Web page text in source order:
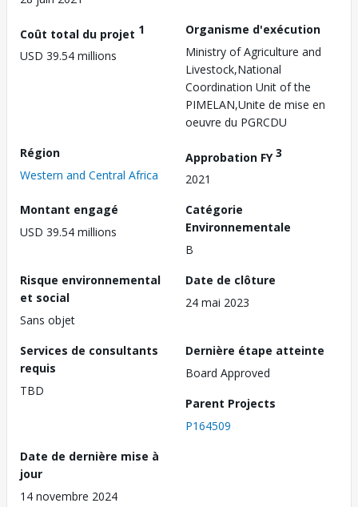
Coût total du projet 1
USD 39.54 millions
Organisme d'exécution
Ministry of Agriculture and
Livestock,National
Coordination Unit of the
PIMELAN,Unite de mise en
oeuvre du PGRCDU
Région
Western and Central Africa
Approbation FY3
2021
Montant engagé
USD 39.54 millions
Catégorie
Environnementale
B
Risque environnemental
et social
Sans objet
Date de clôture
24 mai 2023
Services de consultants
requis
TBD
Dernière étape atteinte
Board Approved
Parent Projects
P164509
Date de dernière mise à
jour
14 novembre 2024